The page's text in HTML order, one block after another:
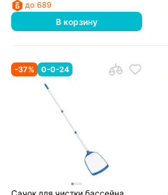
до 689
В корзину
-37% 0-0-24